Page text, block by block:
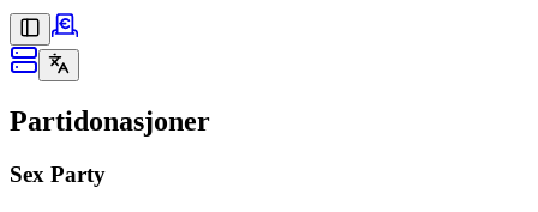
Partidonasjoner
Sex Party